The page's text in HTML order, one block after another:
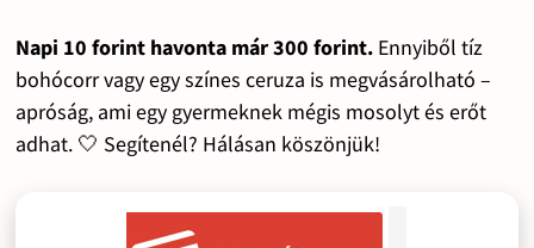
Napi 10 forint havonta már 300 forint.Ennyiből tíz
bohócorr vagy egy színes ceruza is megvásárolható –
apróság, ami egy gyermeknek mégis mosolyt és erőt
adhat. 🤍 Segítenél? Hálásan köszönjük!